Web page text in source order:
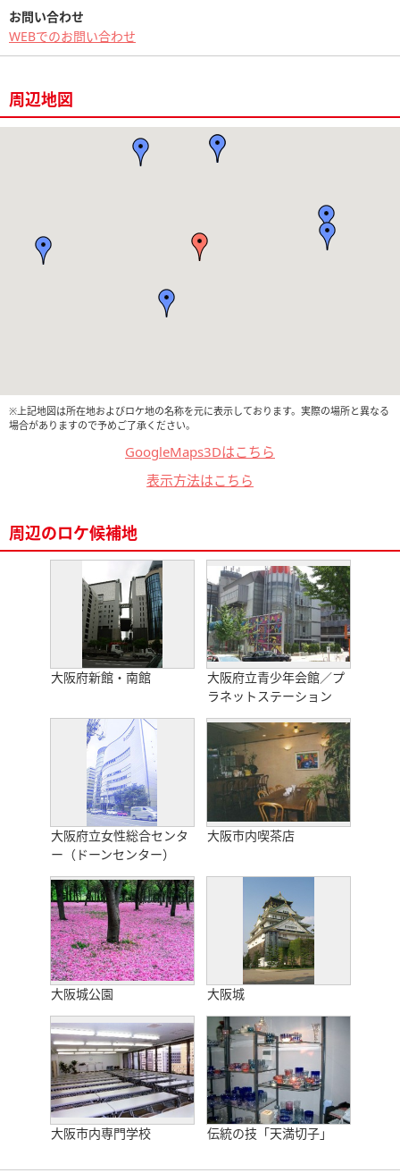
お問い合わせ
WEBでのお問い合わせ
周辺地図
※上記地図は所在地およびロケ地の名称を元に表示しております。実際の場所と異なる
場合がありますので予めご了承ください。
GoogleMaps3Dはこちら
表示方法はこちら
周辺のロケ候補地
大阪府新館・南館
大阪府立青少年会館／プ
ラネットステーション
大阪府立女性総合センタ
ー（ドーンセンター）
大阪市内喫茶店
大阪城公園 大阪城
大阪市内専門学校 伝統の技「天満切子」